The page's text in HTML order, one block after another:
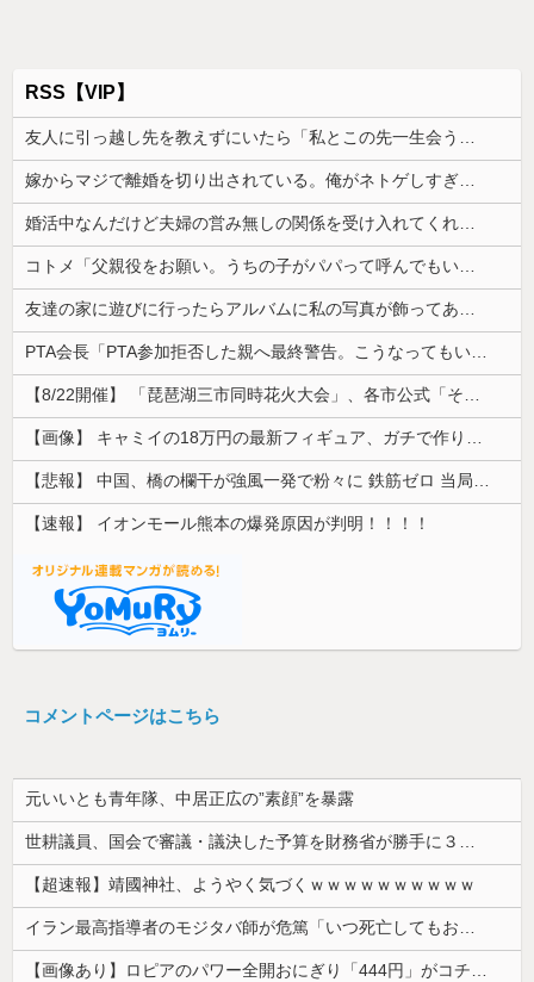
RSS【VIP】
【速報】 イオンモール熊本の爆発原因が判明！！！！
コメントページはこちら
元いいとも青年隊、中居正広の”素顔”を暴露
世耕議員、国会で審議・議決した予算を財務省が勝手に３兆円動かしていると指摘・問題視
【超速報】靖國神社、ようやく気づくｗｗｗｗｗｗｗｗｗｗ
イラン最高指導者のモジタバ師が危篤「いつ死亡してもおかしくない」…イラン大統領「意思疎通はかなり難しい」！
【画像あり】ロピアのパワー全開おにぎり「444円」がコチラｗｗｗｗｗ